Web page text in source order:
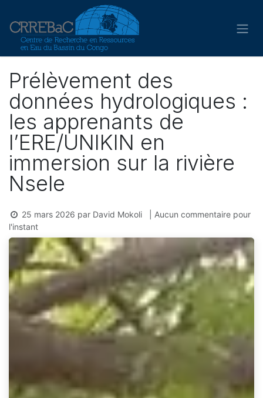
Prélèvement des
données hydrologiques :
les apprenants de
l’ERE/UNIKIN en
immersion sur la rivière
Nsele
25 mars 2026 par David Mokoli
| Aucun commentaire pour
l'instant